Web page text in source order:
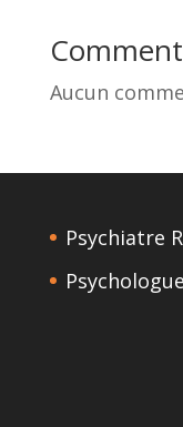
Aucun
Psychiatre